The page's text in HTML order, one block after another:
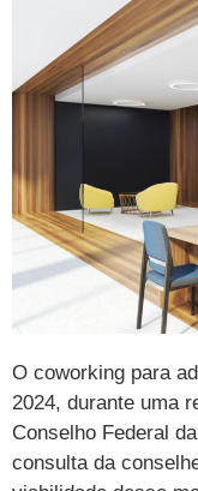
O coworking para
2024, durante uma
Conselho Federal
consulta da